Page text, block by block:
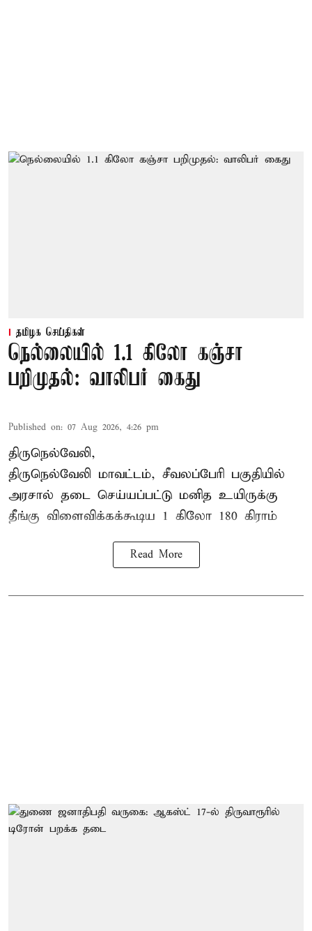
தமிழக செய்திகள்
நெல்லையில் 1.1 கிலோ கஞ்சா
பறிமுதல்: வாலிபர் கைது
Published on: 07 Aug 2026, 4:26 pm
திருநெல்வேலி,
திருநெல்வேலி மாவட்டம், சீவலப்பேரி பகுதியில்
அரசால் தடை செய்யப்பட்டு மனித உயிருக்கு
தீங்கு விளைவிக்கக்கூடிய 1 கிலோ 180 கிராம்
Read More